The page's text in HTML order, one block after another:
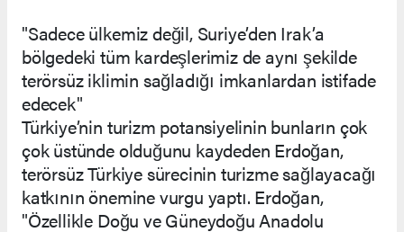
"Sadece ülkemiz değil, Suriye’den Irak’a
bölgedeki tüm kardeşlerimiz de aynı şekilde
terörsüz iklimin sağladığı imkanlardan istifade
edecek"
Türkiye’nin turizm potansiyelinin bunların çok
çok üstünde olduğunu kaydeden Erdoğan,
terörsüz Türkiye sürecinin turizme sağlayacağı
katkının önemine vurgu yaptı. Erdoğan,
"Özellikle Doğu ve Güneydoğu Anadolu